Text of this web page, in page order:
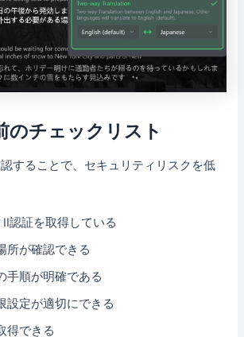
のチェックリスト
することで、セキュリティリスクを低
認証を取得している
所が確認できる
手順が明確である
設定が適切にできる
得できる